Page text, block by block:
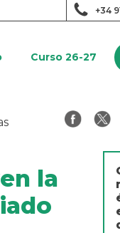
+34
Curso 26-27
la